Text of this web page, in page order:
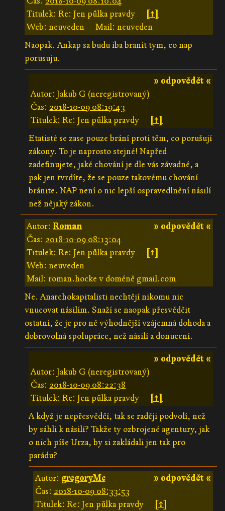
Titulek: Re: Jen půlka pravdy
[↑]
Web: neuveden
Mail: neuveden
Naopak. Ankap sa budu iba branit tym, co nap
porusuju.
» odpovědět «
Autor: Jakub G (neregistrovaný)
Čas: 2018-10-09 08:19:43
Titulek: Re: Jen půlka pravdy
[↑]
Etatisté se zase pouze brání proti těm, co porušují
zákony. To je naprosto stejné! Napřed
zadefinujete, jaké chování je dle vás závadné, a
pak jen tvrdíte, že se pouze takovému chování
bránite. NAP není o nic lepší ospravedlnění násilí
než nějaký zákon.
» odpovědět «
Autor: Roman
Čas: 2018-10-09 08:13:04
Titulek: Re: Jen půlka pravdy
[↑]
Web: neuveden
Mail: roman.hocke v doméně gmail.com
Ne. Anarchokapitalisti nechtějí nikomu nic
vnucovat násilím. Snaží se naopak přesvědčit
ostatní, že je pro ně výhodnější vzájemná dohoda a
dobrovolná spolupráce, než násilí a donucení.
» odpovědět «
Autor: Jakub G (neregistrovaný)
Čas: 2018-10-09 08:22:38
Titulek: Re: Jen půlka pravdy
[↑]
A když je nepřesvědčí, tak se raději podvolí, než
by sáhli k násilí? Takže ty ozbrojené agentury, jak
o nich píše Urza, by si zakládali jen tak pro
parádu?
» odpovědět «
Autor: gregoryMc
Čas: 2018-10-09 08:33:53
Titulek: Re: Jen půlka pravdy
[↑]